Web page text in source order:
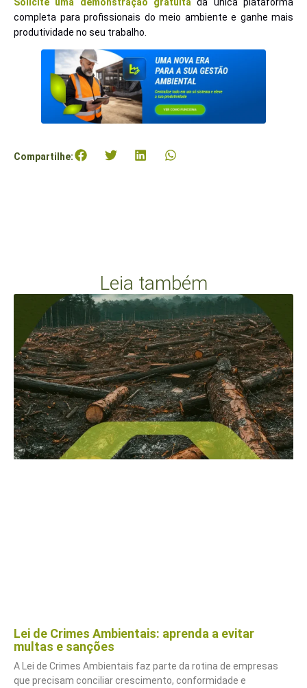
completa para profissionais do meio ambiente e ganhe mais
produtividade no seu trabalho.
Compartilhe:
Leia também
Lei de Crimes Ambientais: aprenda a evitar
multas e sanções
A Lei de Crimes Ambientais faz parte da rotina de empresas
que precisam conciliar crescimento, conformidade e